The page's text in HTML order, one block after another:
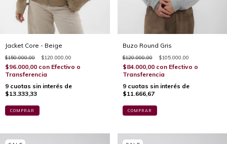
Jacket Core - Beige
$150.000,00 $120.000,00
$96.000,00 con Efectivo o
Transferencia
9 cuotas sin interés de
$13.333,33
COMPRAR
Buzo Round Gris
$120.000,00 $105.000,00
$84.000,00 con Efectivo o
Transferencia
9 cuotas sin interés de
$11.666,67
COMPRAR